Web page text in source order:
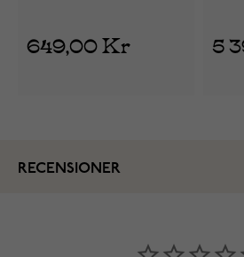
649,00 Kr 5
RECENSIONER